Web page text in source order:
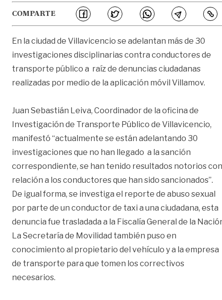
COMPARTE
En la ciudad de Villavicencio se adelantan más de 30
investigaciones disciplinarias contra conductores de
transporte público a raíz de denuncias ciudadanas
realizadas por medio de la aplicación móvil Villamov.
Juan Sebastián Leiva, Coordinador de la oficina de
Investigación de Transporte Público de Villavicencio,
manifestó “actualmente se están adelantando 30
investigaciones que no han llegado a la sanción
correspondiente, se han tenido resultados notorios con
relación a los conductores que han sido sancionados”.
De igual forma, se investiga el reporte de abuso sexual
por parte de un conductor de taxi a una ciudadana, esta
denuncia fue trasladada a la Fiscalía General de la
La Secretaría de Movilidad también puso en
conocimiento al propietario del vehículo y a la empresa
de transporte para que tomen los correctivos
necesarios.